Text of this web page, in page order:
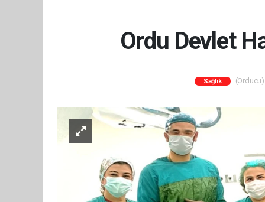
Ordu Devlet
Sağlık